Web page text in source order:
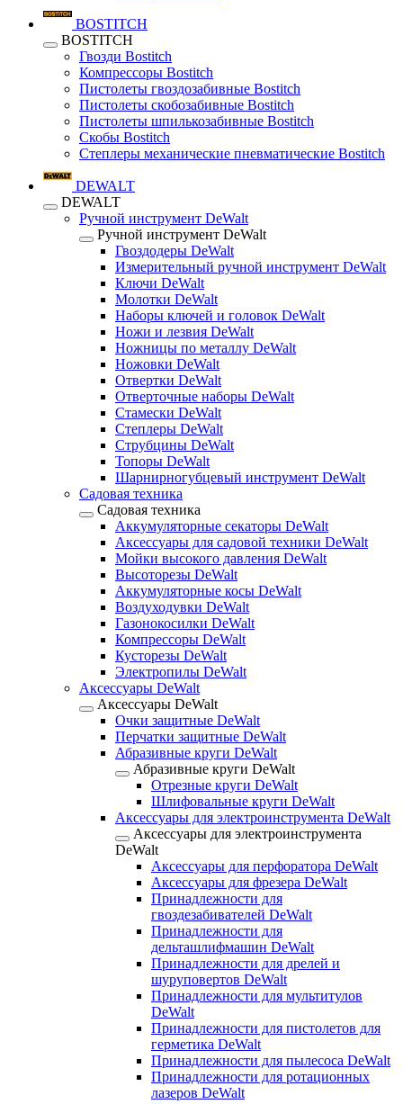
BOSTITCH
BOSTITCH
Гвозди Bostitch
Компрессоры Bostitch
Пистолеты гвоздозабивные Bostitch
Пистолеты скобозабивные Bostitch
Пистолеты шпилькозабивные Bostitch
Скобы Bostitch
Степлеры механические пневматические Bostitch
DEWALT
DEWALT
Ручной инструмент DeWalt
Ручной инструмент DeWalt
Гвоздодеры DeWalt
Измерительный ручной инструмент DeWalt
Ключи DeWalt
Молотки DeWalt
Наборы ключей и головок DeWalt
Ножи и лезвия DeWalt
Ножницы по металлу DeWalt
Ножовки DeWalt
Отвертки DeWalt
Отверточные наборы DeWalt
Стамески DeWalt
Степлеры DeWalt
Струбцины DeWalt
Топоры DeWalt
Шарнирногубцевый инструмент DeWalt
Садовая техника
Садовая техника
Аккумуляторные секаторы DeWalt
Аксессуары для садовой техники DeWalt
Мойки высокого давления DeWalt
Высоторезы DeWalt
Аккумуляторные косы DeWalt
Воздуходувки DeWalt
Газонокосилки DeWalt
Компрессоры DeWalt
Кусторезы DeWalt
Электропилы DeWalt
Аксессуары DeWalt
Аксессуары DeWalt
Очки защитные DeWalt
Перчатки защитные DeWalt
Абразивные круги DeWalt
Абразивные круги DeWalt
Отрезные круги DeWalt
Шлифовальные круги DeWalt
Аксессуары для электроинструмента DeWalt
Аксессуары для электроинструмента
DeWalt
Аксессуары для перфоратора DeWalt
Аксессуары для фрезера DeWalt
Принадлежности для
гвоздезабивателей DeWalt
Принадлежности для
дельташлифмашин DeWalt
Принадлежности для дрелей и
шуруповертов DeWalt
Принадлежности для мультитулов
DeWalt
Принадлежности для пистолетов для
герметика DeWalt
Принадлежности для пылесоса DeWalt
Принадлежности для ротационных
лазеров DeWalt